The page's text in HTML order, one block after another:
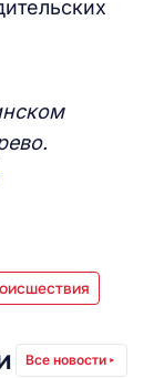
Все новости